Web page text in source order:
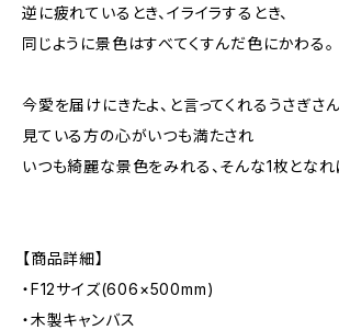
逆に疲れているとき、イライラするとき、
同じように景色はすべてくすんだ色にかわる。
今愛を届けにきたよ、と言ってくれるうさぎさ
見ている方の心がいつも満たされ
いつも綺麗な景色をみれる、そんな1枚となれ
【商品詳細】
・F12サイズ(606×500mm)
・木製キャンバス